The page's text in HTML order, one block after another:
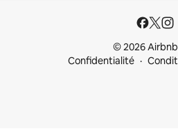
© 2026
Confidentialité